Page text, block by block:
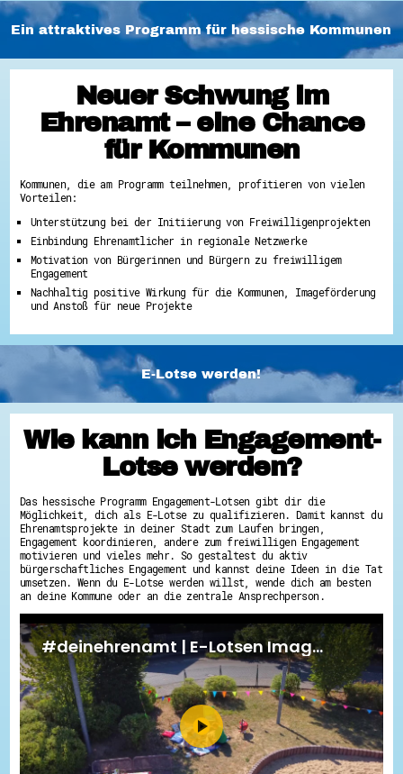
Ein attraktives Programm für hessische Kommunen
Neuer Schwung im
Ehrenamt – eine Chance
für Kommunen
Kommunen, die am Programm teilnehmen, profitieren von vielen
Vorteilen:
Unterstützung bei der Initiierung von Freiwilligenprojekten
Einbindung Ehrenamtlicher in regionale Netzwerke
Motivation von Bürgerinnen und Bürgern zu freiwilligem
Engagement
Nachhaltig positive Wirkung für die Kommunen, Imageförderung
und Anstoß für neue Projekte
E-Lotse werden!
Wie kann ich Engagement-
Lotse werden?
Das hessische Programm Engagement-Lotsen gibt dir die
Möglichkeit, dich als E-Lotse zu qualifizieren. Damit kannst du
Ehrenamtsprojekte in deiner Stadt zum Laufen bringen,
Engagement koordinieren, andere zum freiwilligen Engagement
motivieren und vieles mehr. So gestaltest du aktiv
bürgerschaftliches Engagement und kannst deine Ideen in die Tat
umsetzen. Wenn du E-Lotse werden willst, wende dich am besten
an deine Kommune oder an die zentrale Ansprechperson.